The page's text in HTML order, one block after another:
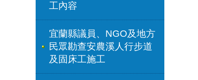
工內容
宜蘭縣議員、NGO及地方
民眾勘查安農溪人行步道
及固床工施工